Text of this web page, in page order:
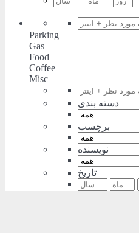
Parking
Gas
Food
Coffee
Misc
دسته بندی
برچسب
نویسنده
تاریخ